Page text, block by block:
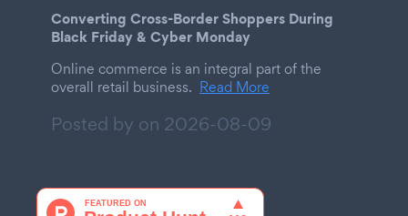
Converting Cross-Border Shoppers During
Black Friday & Cyber Monday
Online commerce is an integral part of the
overall retail business. Read More
Posted by on 2026-08-09